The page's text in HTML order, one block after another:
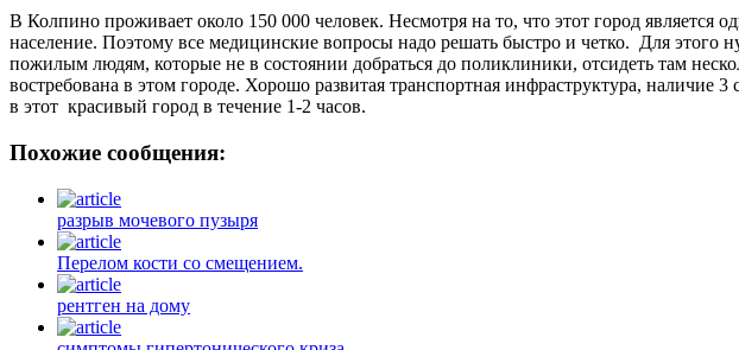
В Колпино проживает около 150 000 человек. Несмотря на то, что этот город является
население. Поэтому все медицинские вопросы надо решать быстро и четко. Для
пожилым людям, которые не в состоянии добраться до поликлиники, отсидеть там
востребована в этом городе. Хорошо развитая транспортная инфраструктура, наличие
в этот красивый город в течение 1-2 часов.
Похожие сообщения:
разрыв мочевого пузыря
Перелом кости со смещением.
рентген на дому